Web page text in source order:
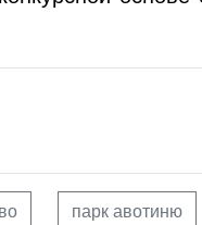
парк авотиню